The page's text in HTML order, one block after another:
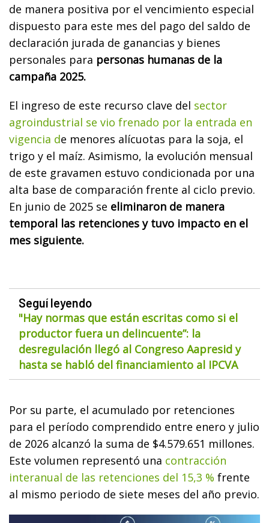
de manera positiva por el vencimiento especial
dispuesto para este mes del pago del saldo de
declaración jurada de ganancias y bienes
personales para personas humanas de la
campaña 2025.
El ingreso de este recurso clave del sector
agroindustrial se vio frenado por la entrada en
vigencia de menores alícuotas para la soja, el
trigo y el maíz. Asimismo, la evolución mensual
de este gravamen estuvo condicionada por una
alta base de comparación frente al ciclo previo.
En junio de 2025 se eliminaron de manera
temporal las retenciones y tuvo impacto en el
mes siguiente.
Seguí leyendo
"Hay normas que están escritas como si el
productor fuera un delincuente”: la
desregulación llegó al Congreso Aapresid y
hasta se habló del financiamiento al IPCVA
Por su parte, el acumulado por retenciones
para el período comprendido entre enero y julio
de 2026 alcanzó la suma de $4.579.651 millones.
Este volumen representó una contracción
interanual de las retenciones del 15,3 % frente
al mismo periodo de siete meses del año previo.